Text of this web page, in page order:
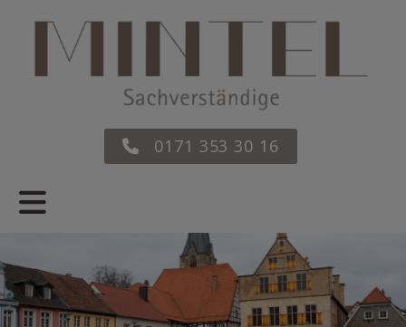
0171 353 30 16